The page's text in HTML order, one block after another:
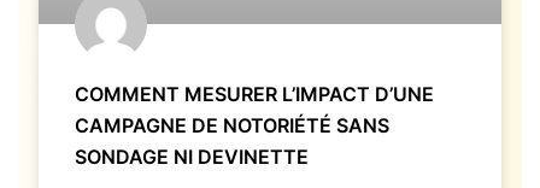
COMMENT MESURER L’IMPACT D’UNE
CAMPAGNE DE NOTORIÉTÉ SANS
SONDAGE NI DEVINETTE